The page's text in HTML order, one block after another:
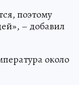
поэтому
– добавил
около